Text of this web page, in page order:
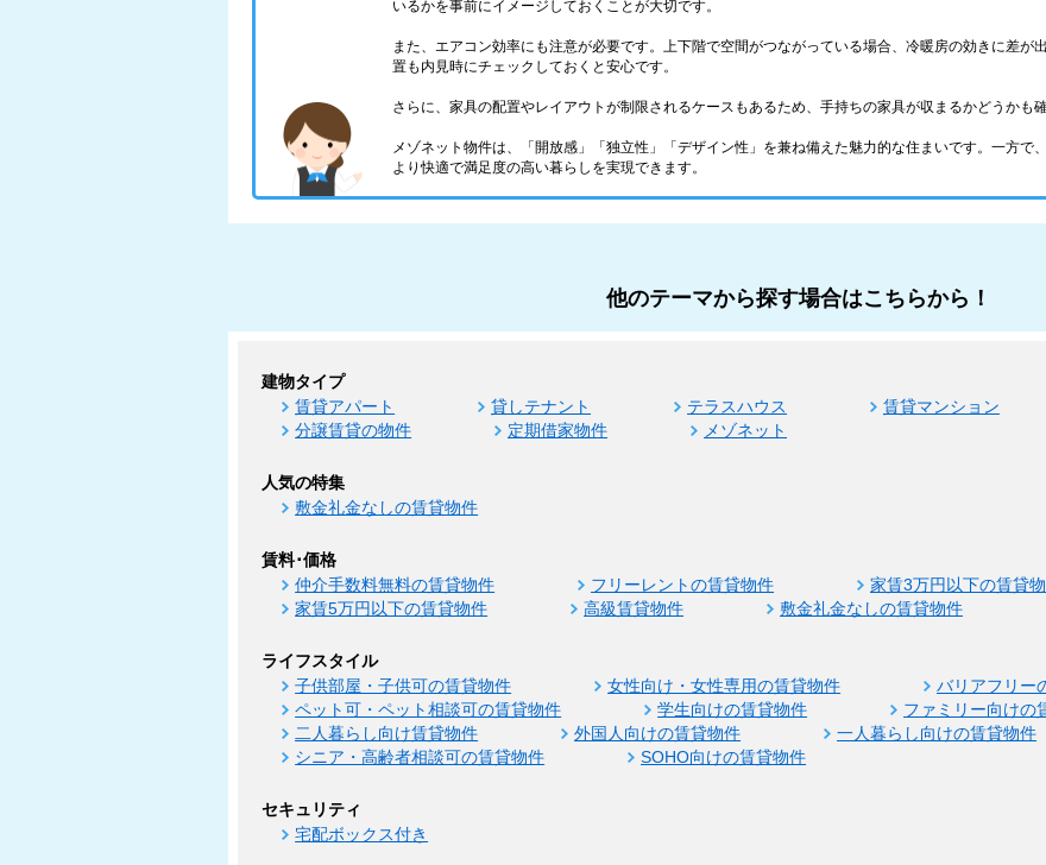
いるかを事前にイメージしておくことが大切です。
また、エアコン効率にも注意が必要です。上下階で空間がつながっている場合、冷暖房の効きに差が
置も内見時にチェックしておくと安心です。
さらに、家具の配置やレイアウトが制限されるケースもあるため、手持ちの家具が収まるかどうかも
メゾネット物件は、「開放感」「独立性」「デザイン性」を兼ね備えた魅力的な住まいです。一方で
より快適で満足度の高い暮らしを実現できます。
他のテーマから探す場合はこちらから！
建物タイプ
賃貸アパート 貸しテナント テラスハウス 賃貸マンション
分譲賃貸の物件
定期借家物件 メゾネット
人気の特集
敷金礼金なしの賃貸物件
賃料･価格
仲介手数料無料の賃貸物件 フリーレントの賃貸物件
家賃3万円以下の賃貸
家賃5万円以下の賃貸物件
高級賃貸物件 敷金礼金なしの賃貸物件
ライフスタイル
子供部屋・子供可の賃貸物件 女性向け・女性専用の賃貸物件
バリアフリー
ペット可・ペット相談可の賃貸物件
学生向けの賃貸物件 ファミリー向けの
二人暮らし向け賃貸物件
外国人向けの賃貸物件
一人暮らし向けの賃貸物件
シニア・高齢者相談可の賃貸物件
SOHO向けの賃貸物件
セキュリティ
宅配ボックス付き